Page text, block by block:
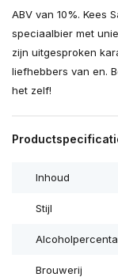
ABV van 10%. Kees
speciaalbier met
zijn uitgesproken
liefhebbers van en.
het zelf!
Inhoud
Stijl
Brouwerij